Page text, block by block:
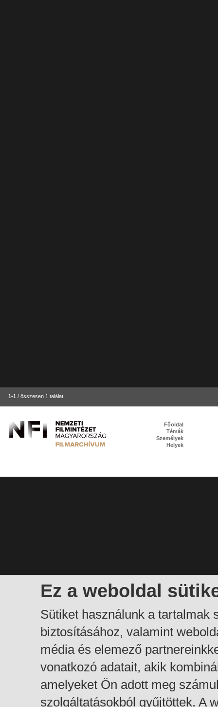
1-1 / összesen 1 találat
Ez a weboldal
Sütiket használunk a tartalmak
biztosításához, valamint
média és elemező
vonatkozó adatait, akik
amelyeket Ön adott meg
szolgáltatásokból gyűjtöttek. A
Főoldal
Témák
Személyek
Helyek